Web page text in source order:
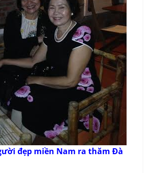
đẹp miền Nam ra thăm Đà